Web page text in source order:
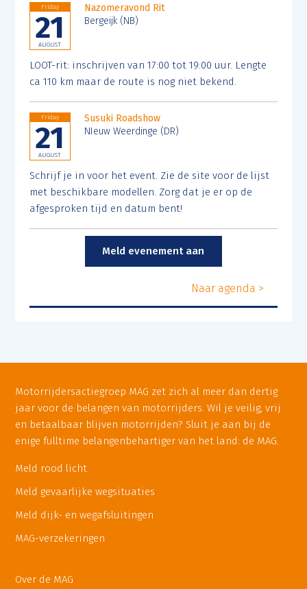
Friday
21
AUGUST
Nazomeravond Rit
Bergeijk (NB)
LOOT-rit: inschrijven van 17:00 tot 19:00 uur. Lengte
ca 110 km maar de route is nog niet bekend.
Friday
21
AUGUST
Susuki Roadshow
NIeuw Weerdinge (DR)
Schrijf je in voor het event. Zie de site voor de lijst
met beschikbare modellen. Zorg dat je er op de
afgesproken tijd en datum bent!
Meld evenement aan
Naar agenda >
Meld rood licht
Meld gevaarlijke wegsituaties
Meld dijk- en wegafsluitingen
MAG-verzekeringen
Over de MAG
Motorrijdersactiegroep MAG zet zich al meer dan dertig
jaar voor de belangen van motorrijders. Wil je veilig, vrij
en betaalbaar blijven motorrijden? Sluit je aan bij de
enige fulltime belangenbehartiger van het land: de MAG.